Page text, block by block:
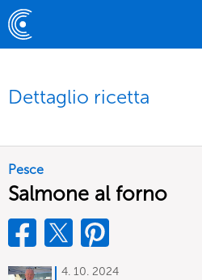
Dettaglio ricetta
Pesce
Salmone al forno
4. 10. 2024